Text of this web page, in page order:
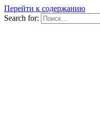
Перейти к содержанию
Search for: